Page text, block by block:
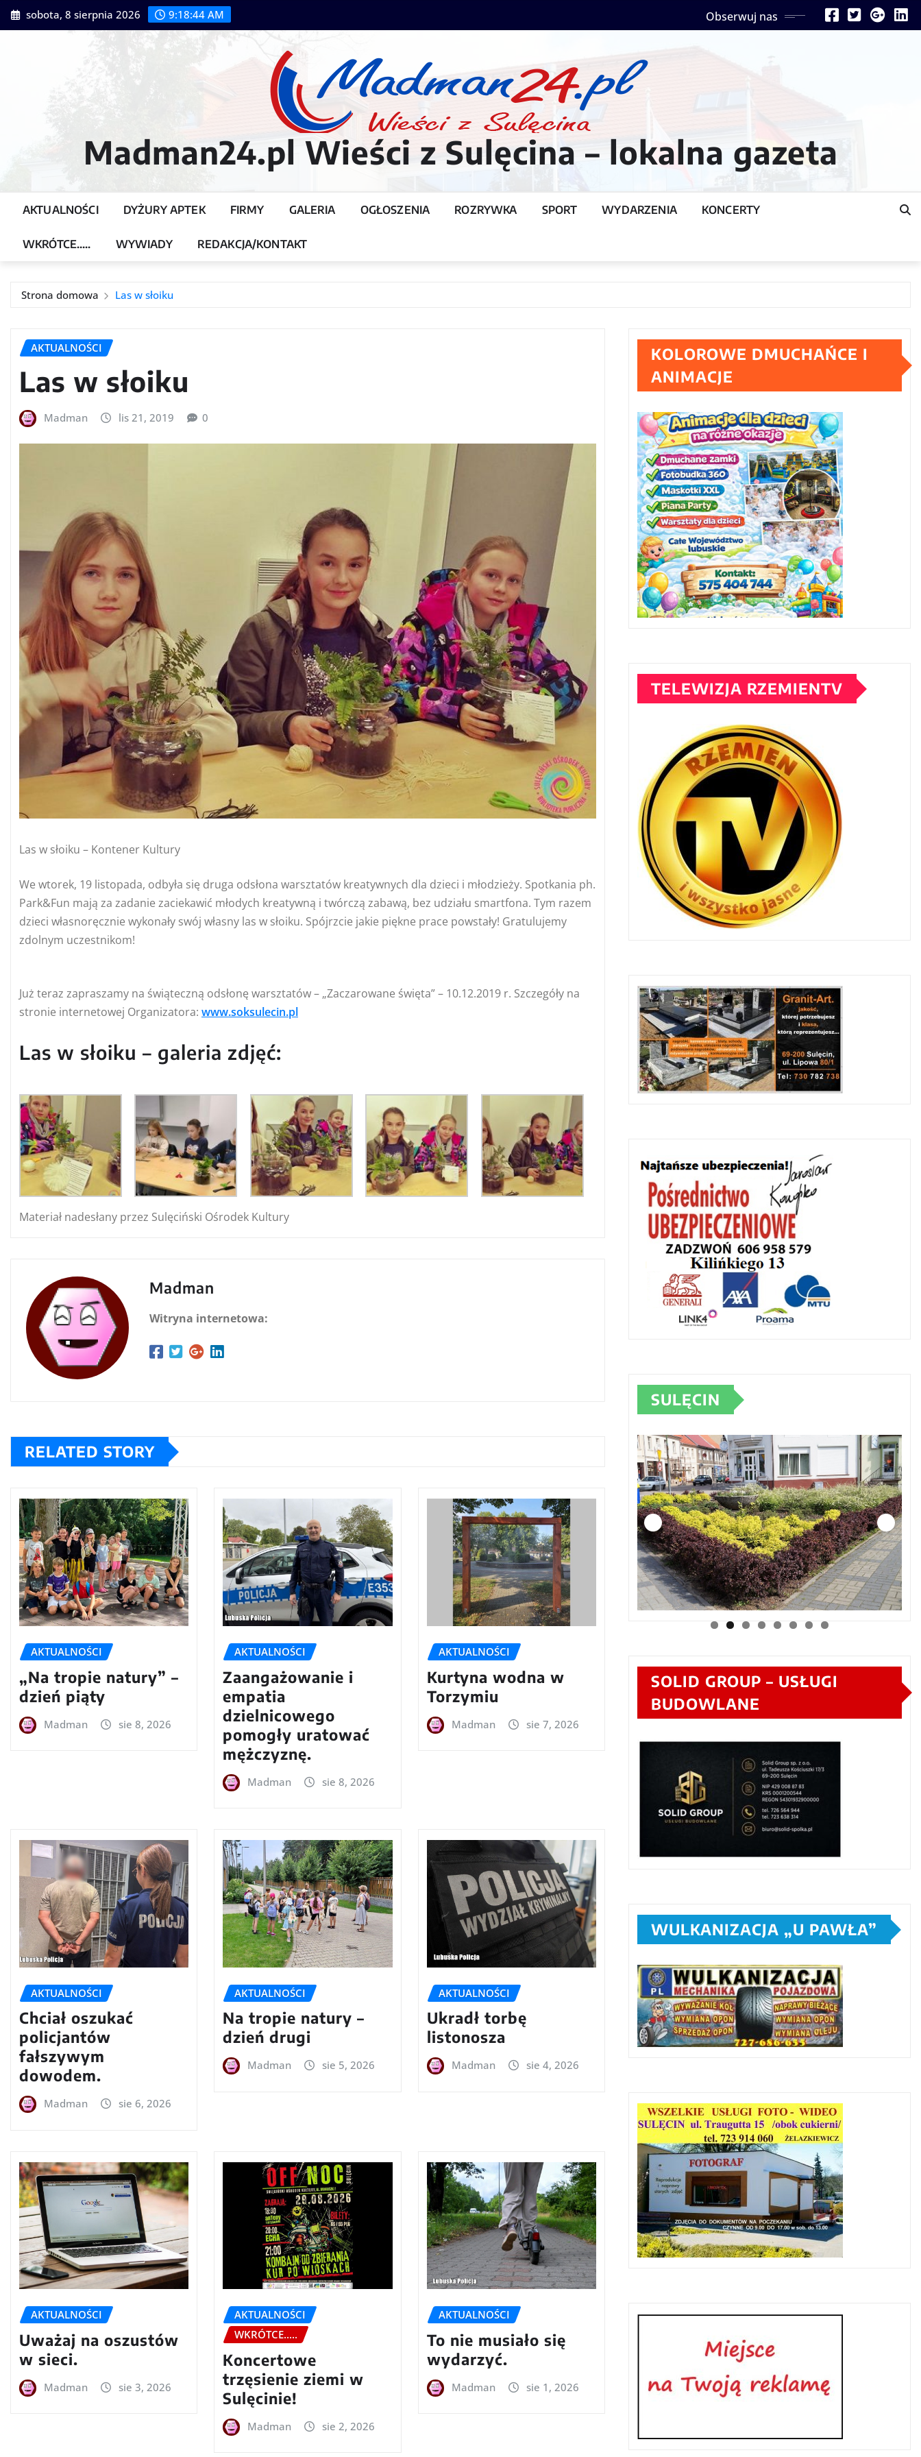
Przejdź
do
sobota, 8 sierpnia 2026 9:18:46 AM Obserwuj nas
Madman24.pl Wieści z Sulęcina – lokalna gazeta
AKTUALNOŚCI DYŻURY APTEK FIRMY GALERIA OGŁOSZENIA ROZRYWKA SPORT WYDARZENIA KONCERTY
WKRÓTCE….. WYWIADY REDAKCJA/KONTAKT
Strona domowa Las w słoiku
AKTUALNOŚCI
Las w słoiku
Madman lis 21, 2019 0
Las w słoiku – Kontener Kultury
We wtorek, 19 listopada, odbyła się druga odsłona warsztatów kreatywnych dla dzieci i młodzieży. Spotkania ph.
Park&Fun mają za zadanie zaciekawić młodych kreatywną i twórczą zabawą, bez udziału smartfona. Tym razem
dzieci własnoręcznie wykonały swój własny las w słoiku. Spójrzcie jakie piękne prace powstały! Gratulujemy
zdolnym uczestnikom!
Już teraz zapraszamy na świąteczną odsłonę warsztatów – „Zaczarowane święta” – 10.12.2019 r. Szczegóły na
stronie internetowej Organizatora: www.soksulecin.pl
Las w słoiku – galeria zdjęć:
Materiał nadesłany przez Sulęciński Ośrodek Kultury
Madman
Witryna internetowa:
RELATED STORY
AKTUALNOŚCI
„Na tropie natury” –
dzień piąty
Madman sie 8, 2026
AKTUALNOŚCI
Zaangażowanie i
empatia
dzielnicowego
pomogły uratować
mężczyznę.
Madman sie 8, 2026
AKTUALNOŚCI
Kurtyna wodna w
Torzymiu
Madman sie 7, 2026
AKTUALNOŚCI
Chciał oszukać
policjantów
fałszywym
dowodem.
Madman sie 6, 2026
AKTUALNOŚCI
Na tropie natury –
dzień drugi
Madman sie 5, 2026
AKTUALNOŚCI
Ukradł torbę
listonosza
Madman sie 4, 2026
AKTUALNOŚCI
Uważaj na oszustów
w sieci.
Madman sie 3, 2026
AKTUALNOŚCI
WKRÓTCE.....
Koncertowe
trzęsienie ziemi w
Sulęcinie!
Madman sie 2, 2026
AKTUALNOŚCI
To nie musiało się
wydarzyć.
Madman sie 1, 2026
KOLOROWE DMUCHAŃCE I
ANIMACJE
TELEWIZJA RZEMIENTV
SULĘCIN
SOLID GROUP – USŁUGI
BUDOWLANE
WULKANIZACJA „U PAWŁA”